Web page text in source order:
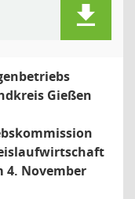
Gießen
4. November